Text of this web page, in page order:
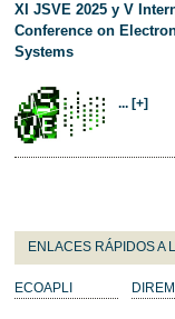
XI JSVE 2025 y V
Conference on
Systems
... [+]
ENLACES RÁPIDOS A
ECOAPLI